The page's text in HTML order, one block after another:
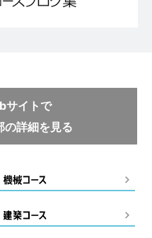
サイトで
の詳細を見る